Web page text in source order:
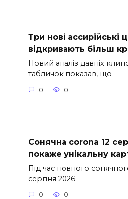
Три нові ассирійські
відкривають більш
Новий аналіз давніх
табличок показав, що
0 0
Сонячна corona 12
покаже унікальну
Під час повного
серпня 2026
0 0